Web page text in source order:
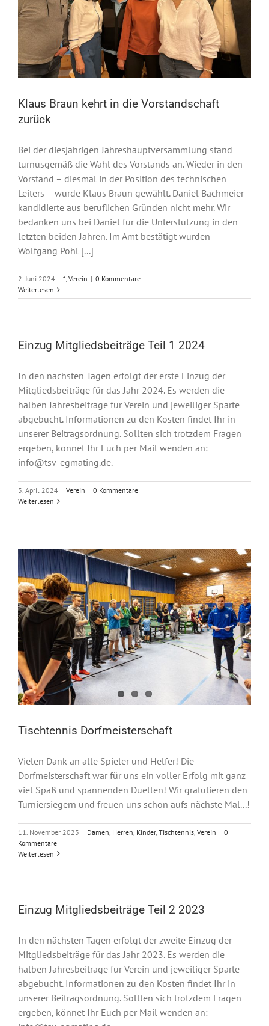
Klaus Braun kehrt in die Vorstandschaft
zurück
Bei der diesjährigen Jahreshauptversammlung stand
turnusgemäß die Wahl des Vorstands an. Wieder in den
Vorstand – diesmal in der Position des technischen
Leiters – wurde Klaus Braun gewählt. Daniel Bachmeier
kandidierte aus beruflichen Gründen nicht mehr. Wir
bedanken uns bei Daniel für die Unterstützung in den
letzten beiden Jahren. Im Amt bestätigt wurden
Wolfgang Pohl [...]
2. Juni 2024 | *, Verein | 0 Kommentare
Weiterlesen
Einzug Mitgliedsbeiträge Teil 1 2024
In den nächsten Tagen erfolgt der erste Einzug der
Mitgliedsbeiträge für das Jahr 2024. Es werden die
halben Jahresbeiträge für Verein und jeweiliger Sparte
abgebucht. Informationen zu den Kosten findet Ihr in
unserer Beitragsordnung. Sollten sich trotzdem Fragen
ergeben, könnet Ihr Euch per Mail wenden an:
info@tsv-egmating.de.
3. April 2024 | Verein | 0 Kommentare
Weiterlesen
Tischtennis Dorfmeisterschaft
Vielen Dank an alle Spieler und Helfer! Die
Dorfmeisterschaft war für uns ein voller Erfolg mit ganz
viel Spaß und spannenden Duellen! Wir gratulieren den
Turniersiegern und freuen uns schon aufs nächste Mal...!
11. November 2023 | Damen Herren Kinder, Tischtennis Verein | 0
Kommentare
Weiterlesen
Einzug Mitgliedsbeiträge Teil 2 2023
In den nächsten Tagen erfolgt der zweite Einzug der
Mitgliedsbeiträge für das Jahr 2023. Es werden die
halben Jahresbeiträge für Verein und jeweiliger Sparte
abgebucht. Informationen zu den Kosten findet Ihr in
unserer Beitragsordnung. Sollten sich trotzdem Fragen
ergeben, könnet Ihr Euch per Mail wenden an: